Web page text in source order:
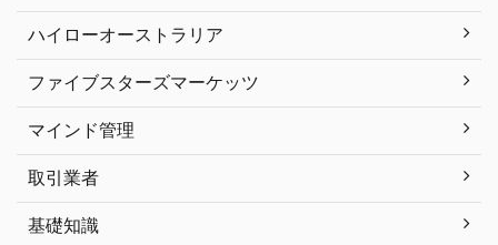
ハイローオーストラリア
ファイブスターズマーケッツ
マインド管理
取引業者
基礎知識